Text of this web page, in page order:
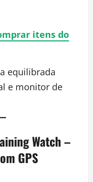
itens do
equilibrada
e monitor de
Watch–
GPS